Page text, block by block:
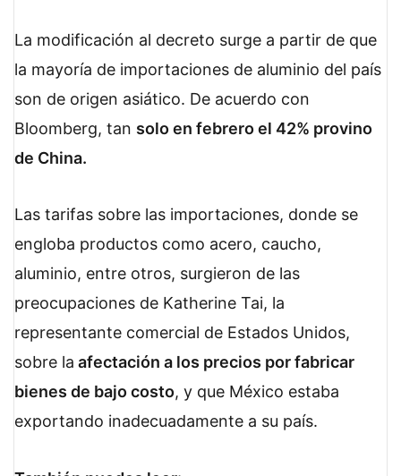
La modificación al decreto surge a partir de que
la mayoría de importaciones de aluminio del país
son de origen asiático. De acuerdo con
Bloomberg, tan solo en febrero el 42% provino
de China.
Las tarifas sobre las importaciones, donde se
engloba productos como acero, caucho,
aluminio, entre otros, surgieron de las
preocupaciones de Katherine Tai, la
representante comercial de Estados Unidos,
sobre la afectación a los precios por fabricar
bienes de bajo costo, y que México estaba
exportando inadecuadamente a su país.